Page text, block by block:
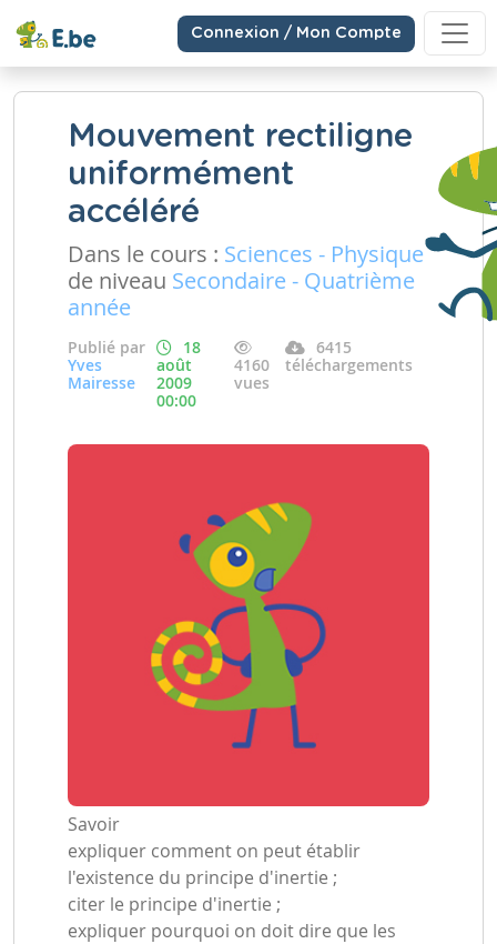
Connexion / Mon Compte
Mouvement rectiligne
uniformément
accéléré
Dans le cours : Sciences - Physique
de niveau Secondaire - Quatrième
année
Publié par
Yves
Mairesse
18
août
2009
00:00
4160
vues
6415
téléchargements
Savoir
expliquer comment on peut établir
l'existence du principe d'inertie ;
citer le principe d'inertie ;
expliquer pourquoi on doit dire que les